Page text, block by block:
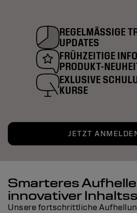
JETZT
REGELMÄSSIGE
UPDATES
FRÜHZEITIGE
PRODUKT-
EXLUSIVE
KURSE
Smarteres
innovativer
Unsere fortschrittliche